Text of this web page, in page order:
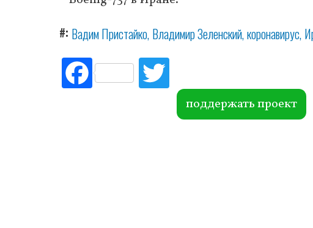
# Вадим Пристайко Владимир Зеленский коронавирус
Fac
ebo itte
r поддержать проект